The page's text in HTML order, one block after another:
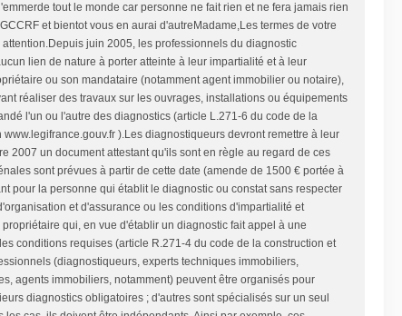
tout le monde car personne ne fait rien et ne fera jamais rien
et bientot vous en aurai d'autreMadame,Les termes de votre
juin 2005, les professionnels du diagnostic
lien de nature à porter atteinte à leur impartialité et à leur
ou son mandataire (notamment agent immobilier ou notaire),
réaliser des travaux sur les ouvrages, installations ou équipements
l'un ou l'autre des diagnostics (article L.271-6 du code de la
).Les diagnostiqueurs devront remettre à leur
2007 un document attestant qu'ils sont en règle au regard de ces
sont prévues à partir de cette date (amende de 1500 € portée à
pour la personne qui établit le diagnostic ou constat sans respecter
et d'assurance ou les conditions d'impartialité et
qui, en vue d'établir un diagnostic fait appel à une
conditions requises (article R.271-4 du code de la construction et
(diagnostiqueurs, experts techniques immobiliers,
agents immobiliers, notamment) peuvent être organisés pour
diagnostics obligatoires ; d'autres sont spécialisés sur un seul